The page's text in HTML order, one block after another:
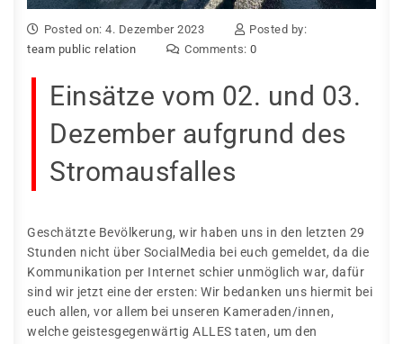
Posted on: 4. Dezember 2023
Posted by:
team public relation
Comments: 0
Einsätze vom 02. und 03.
Dezember aufgrund des
Stromausfalles
Geschätzte Bevölkerung, wir haben uns in den letzten 29
Stunden nicht über SocialMedia bei euch gemeldet, da die
Kommunikation per Internet schier unmöglich war, dafür
sind wir jetzt eine der ersten: Wir bedanken uns hiermit bei
euch allen, vor allem bei unseren Kameraden/innen,
welche geistesgegenwärtig ALLES taten, um den